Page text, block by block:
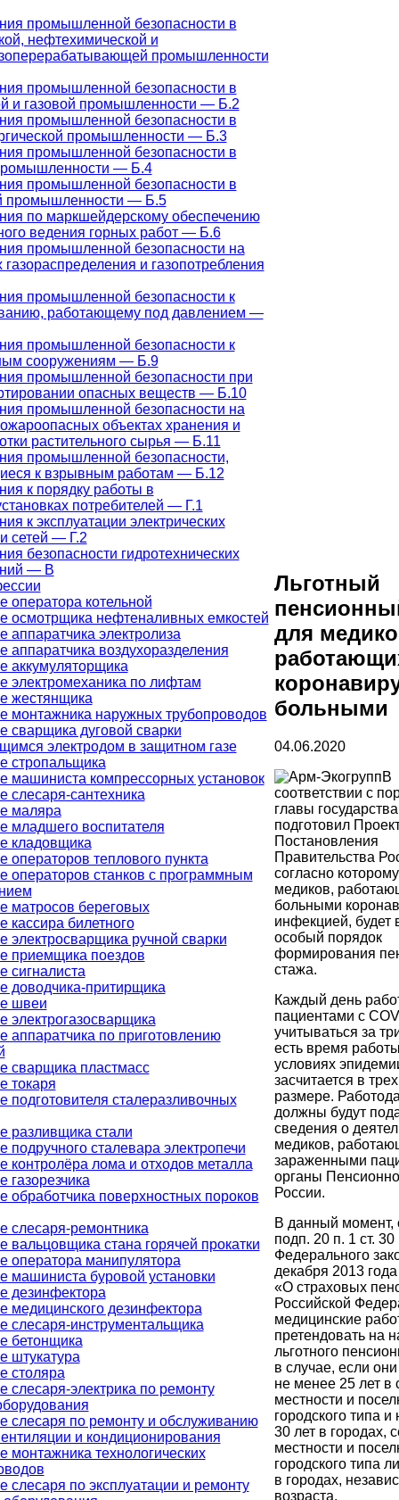
промышленной безопасности в
нефтехимической и
промышленности
промышленной безопасности в
и газовой промышленности — Б.2
промышленной безопасности в
промышленности — Б.3
промышленной безопасности в
— Б.4
промышленной безопасности в
промышленности — Б.5
по маркшейдерскому обеспечению
ведения горных работ — Б.6
промышленной безопасности на
газораспределения и газопотребления
промышленной безопасности к
работающему под давлением —
промышленной безопасности к
сооружениям — Б.9
промышленной безопасности при
опасных веществ — Б.10
промышленной безопасности на
объектах хранения и
растительного сырья — Б.11
промышленной безопасности,
к взрывным работам — Б.12
к порядку работы в
потребителей — Г.1
к эксплуатации электрических
сетей — Г.2
безопасности гидротехнических
— В
оператора котельной
осмотрщика нефтеналивных емкостей
аппаратчика электролиза
аппаратчика воздухоразделения
аккумуляторщика
электромеханика по лифтам
жестянщика
монтажника наружных трубопроводов
сварщика дуговой сварки
электродом в защитном газе
стропальщика
машиниста компрессорных установок
слесаря-сантехника
маляра
младшего воспитателя
кладовщика
операторов теплового пункта
операторов станков с программным
матросов береговых
кассира билетного
электросварщика ручной сварки
приемщика поездов
сигналиста
доводчика-притирщика
швеи
электрогазосварщика
аппаратчика по приготовлению
сварщика пластмасс
токаря
подготовителя сталеразливочных
разливщика стали
подручного сталевара электропечи
контролёра лома и отходов металла
газорезчика
обработчика поверхностных пороков
слесаря-ремонтника
вальцовщика стана горячей прокатки
оператора манипулятора
машиниста буровой установки
дезинфектора
медицинского дезинфектора
слесаря-инструментальщика
бетонщика
штукатура
столяра
слесаря-электрика по ремонту
слесаря по ремонту и обслуживанию
и кондиционирования
монтажника технологических
слесаря по эксплуатации и ремонту
Льготный
для
больными
04.06.2020
В
соответствии с
главы
подготовил
Постановления
Правительства
согласно
медиков,
больными
инфекцией, будет
особый порядок
формирования
стажа.
Каждый день
пациентами с
учитываться за
есть время
условиях
засчитается в
размере.
должны будут
сведения о
медиков,
зараженными
органы
России.
В данный момент,
подп. 20 п. 1 ст. 30
Федерального
декабря 2013
«О страховых
Российской
медицинские
претендовать на
льготного
в случае, если они
не менее 25 лет в
местности и
городского типа
30 лет в городах,
местности и
городского типа
в городах,
возраста.